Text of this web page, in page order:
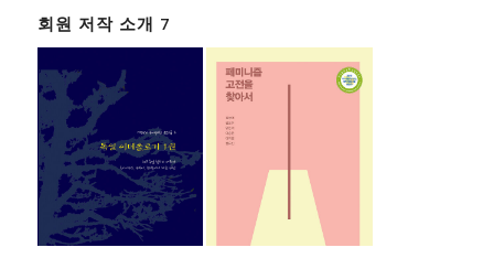
회원 저작 소개 7